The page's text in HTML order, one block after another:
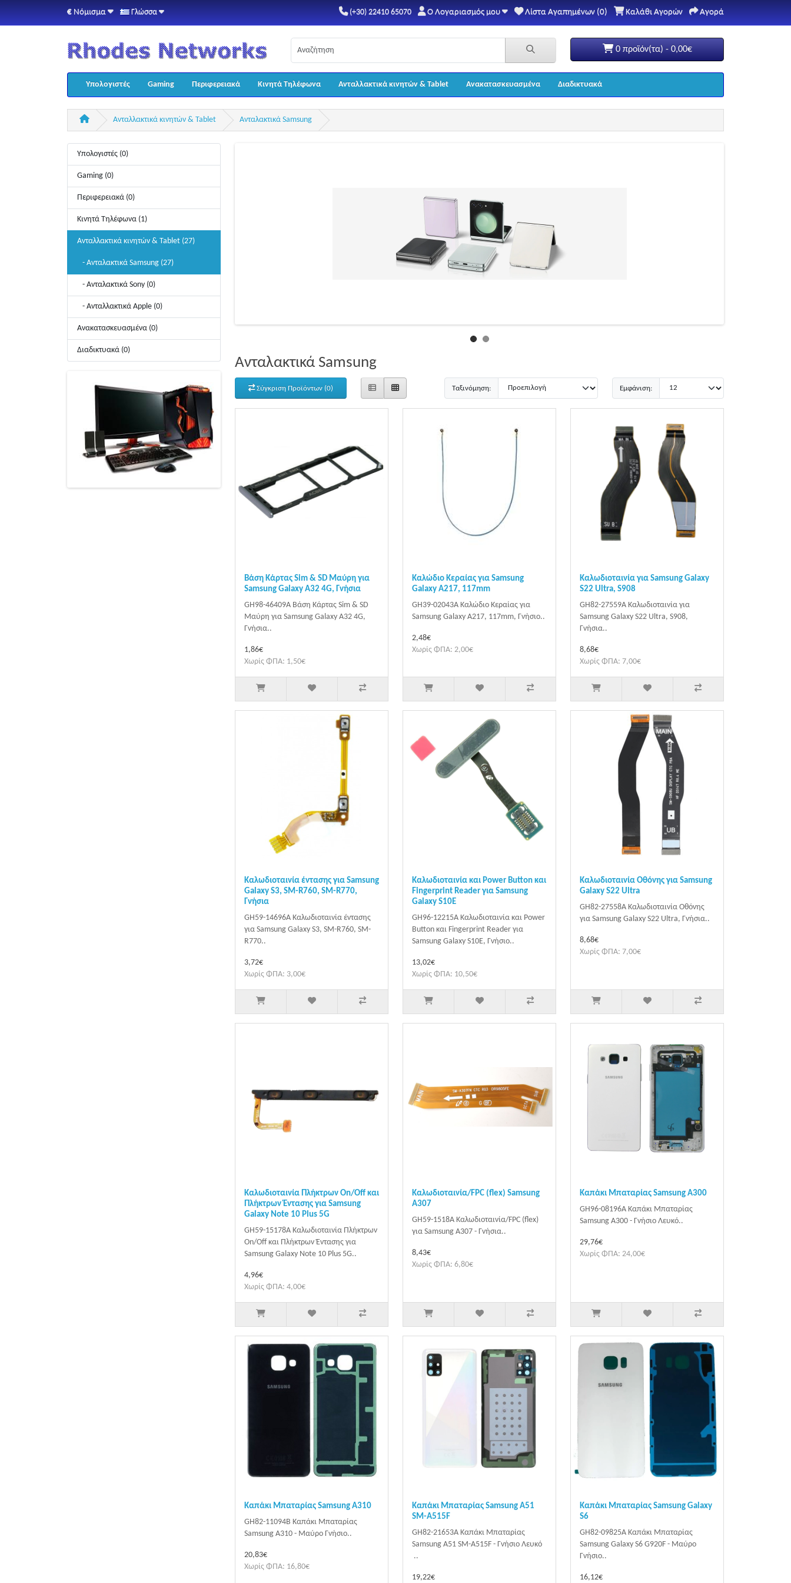
€ Νόμισμα Γλώσσα (+30) 22410 65070 Ο Λογαριασμός μου Λίστα Αγαπημένων (0) Καλάθι Αγορών Αγορά
0 προϊόν(τα) - 0,00€
Υπολογιστές Gaming Περιφερειακά Κινητά Τηλέφωνα Ανταλλακτικά κινητών & Tablet Ανακατασκευασμένα Διαδικτυακά
Ανταλλακτικά κινητών & Tablet Ανταλακτικά Samsung
Υπολογιστές (0)
Gaming (0)
Περιφερειακά (0)
Κινητά Τηλέφωνα (1)
Ανταλλακτικά κινητών & Tablet (27)
- Ανταλακτικά Samsung (27)
- Ανταλακτικά Sony (0)
- Ανταλλακτικά Apple (0)
Ανακατασκευασμένα (0)
Διαδικτυακά (0)
Ανταλακτικά Samsung
Σύγκριση Προϊόντων (0) Ταξινόμηση: Εμφάνιση:
Βάση Κάρτας Sim & SD Μαύρη για
Samsung Galaxy A32 4G, Γνήσια
GH98-46409A Βάση Κάρτας Sim & SD
Μαύρη για Samsung Galaxy A32 4G,
Γνήσια..
1,86€
Χωρίς ΦΠΑ: 1,50€
Καλώδιο Κεραίας για Samsung
Galaxy A217, 117mm
GH39-02043A Καλώδιο Κεραίας για
Samsung Galaxy A217, 117mm, Γνήσιο..
2,48€
Χωρίς ΦΠΑ: 2,00€
Καλωδιοταινία για Samsung Galaxy
S22 Ultra, S908
GH82-27559A Καλωδιοταινία για
Samsung Galaxy S22 Ultra, S908,
Γνήσια..
8,68€
Χωρίς ΦΠΑ: 7,00€
Καλωδιοταινία έντασης για Samsung
Galaxy S3, SM-R760, SM-R770,
Γνήσια
GH59-14696A Καλωδιοταινία έντασης
για Samsung Galaxy S3, SM-R760, SM-
R770..
3,72€
Χωρίς ΦΠΑ: 3,00€
Καλωδιοταινία και Power Button και
Fingerprint Reader για Samsung
Galaxy S10E
GH96-12215A Καλωδιοταινία και Power
Button και Fingerprint Reader για
Samsung Galaxy S10E, Γνήσιο..
13,02€
Χωρίς ΦΠΑ: 10,50€
Καλωδιοταινία Οθόνης για Samsung
Galaxy S22 Ultra
GH82-27558A Καλωδιοταινία Οθόνης
για Samsung Galaxy S22 Ultra, Γνήσια..
8,68€
Χωρίς ΦΠΑ: 7,00€
Καλωδιοταινία Πλήκτρων On/Off και
Πλήκτρων Έντασης για Samsung
Galaxy Note 10 Plus 5G
GH59-15178A Καλωδιοταινία Πλήκτρων
On/Off και Πλήκτρων Έντασης για
Samsung Galaxy Note 10 Plus 5G..
4,96€
Χωρίς ΦΠΑ: 4,00€
Καλωδιοταινία/FPC (flex) Samsung
A307
GH59-1518A Καλωδιοταινία/FPC (flex)
για Samsung A307 - Γνήσια..
8,43€
Χωρίς ΦΠΑ: 6,80€
Καπάκι Μπαταρίας Samsung A300
GH96-08196A Καπάκι Μπαταρίας
Samsung A300 - Γνήσιο Λευκό..
29,76€
Χωρίς ΦΠΑ: 24,00€
Καπάκι Μπαταρίας Samsung A310
GH82-11094B Καπάκι Μπαταρίας
Samsung A310 - Μαύρο Γνήσιο..
20,83€
Χωρίς ΦΠΑ: 16,80€
Καπάκι Μπαταρίας Samsung A51
SM-A515F
GH82-21653A Καπάκι Μπαταρίας
Samsung A51 SM-A515F - Γνήσιο Λευκό
..
19,22€
Καπάκι Μπαταρίας Samsung Galaxy
S6
GH82-09825A Καπάκι Μπαταρίας
Samsung Galaxy S6 G920F - Μαύρο
Γνήσιο..
16,12€